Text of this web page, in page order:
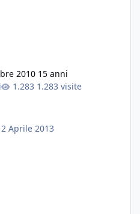
2010 15 anni
1.283 visite
2 Aprile 2013